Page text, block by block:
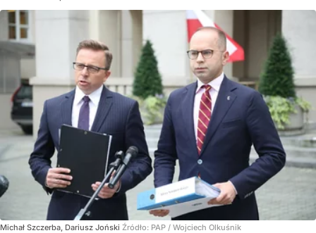
Michał Szczerba, Dariusz Joński Źródło: PAP / Wojciech Olkuśnik